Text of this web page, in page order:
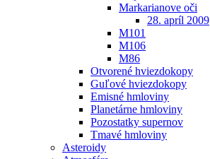
Markarianove oči
28. apríl 2009
M101
M106
M86
Otvorené hviezdokopy
Guľové hviezdokopy
Emisné hmloviny
Planetárne hmloviny
Pozostatky supernov
Tmavé hmloviny
Asteroidy